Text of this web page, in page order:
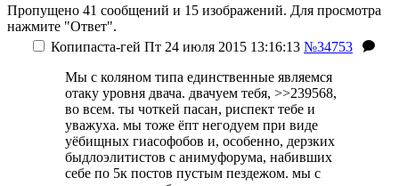
Пропущено 41 сообщений и 15 изображений. Для просмотра
нажмите "Ответ".
Копипаста-гей Пт 24 июля 2015 13:16:13 №34753
Мы с коляном типа единственные являемся
отаку уровня двача. двачуем тебя, >>239568,
во всем. ты чоткей пасан, риспект тебе и
уважуха. мы тоже ёпт негодуем при виде
уёбищных гиасофобов и, особенно, дерзких
быдлоэлитистов с анимуфорума, набивших
себе по 5к постов пустым пездежом. мы с